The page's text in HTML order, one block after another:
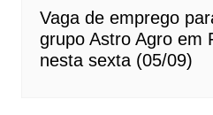
Vaga de emprego
grupo Astro Agro em
nesta sexta (05/09)